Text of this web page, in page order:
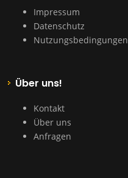
Impressum
Datenschutz
Nutzungsbedingungen
Über uns!
Kontakt
Über uns
Anfragen